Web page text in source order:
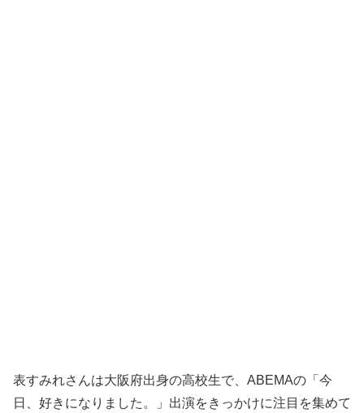
表すみれさんは大阪府出身の高校生で、ABEMAの「今
日、好きになりました。」出演をきっかけに注目を集めて